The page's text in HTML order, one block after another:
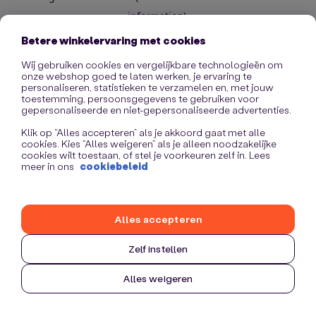
information).
Betere winkelervaring met cookies
Wij gebruiken cookies en vergelijkbare technologieën om
onze webshop goed te laten werken, je ervaring te
personaliseren, statistieken te verzamelen en, met jouw
toestemming, persoonsgegevens te gebruiken voor
gepersonaliseerde en niet-gepersonaliseerde advertenties.
Klik op “Alles accepteren” als je akkoord gaat met alle
cookies. Kies “Alles weigeren” als je alleen noodzakelijke
cookies wilt toestaan, of stel je voorkeuren zelf in. Lees
meer in ons cookiebeleid
Zelf instellen
Alles weigeren
Alles accepteren